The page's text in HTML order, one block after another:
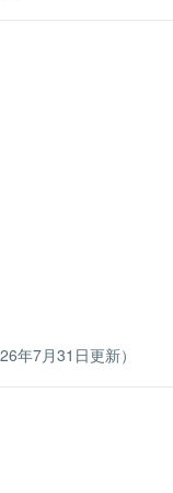
年7月31日更新）